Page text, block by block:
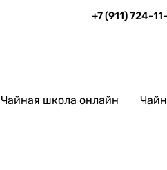
+7 (911) 724-
Чайная школа онлайн